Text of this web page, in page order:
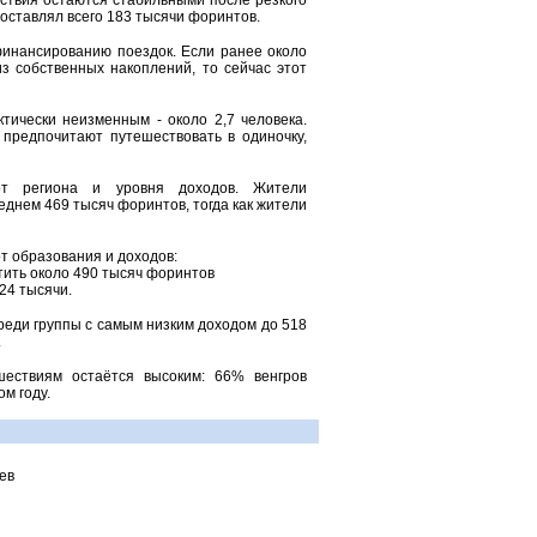
всего 183 тысячи форинтов.
поездок. Если ранее около
собственных накоплений, то сейчас этот
неизменным - около 2,7 человека.
путешествовать в одиночку,
региона и уровня доходов. Жители
469 тысяч форинтов, тогда как жители
образования и доходов:
около 490 тысяч форинтов
тысячи.
группы с самым низким доходом до 518
остаётся высоким: 66% венгров
году.